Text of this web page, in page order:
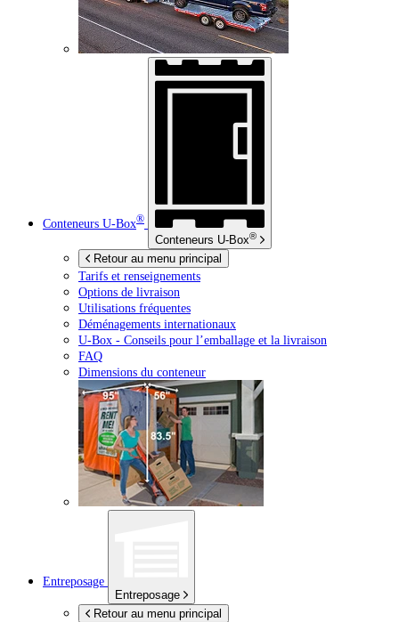
Conteneurs U-Box®
Conteneurs U-Box®
Retour au menu principal
Tarifs et renseignements
Options de livraison
Utilisations fréquentes
Déménagements internationaux
U-Box - Conseils pour l’emballage et la livraison
FAQ
Dimensions du conteneur
Entreposage
Entreposage
Retour au menu principal